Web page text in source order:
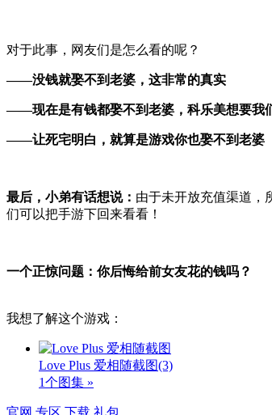
对于此事，网友们是怎么看的呢？
——没钱就娶不到老婆，这非常的真实
——现在是有钱都娶不到老婆，科乐美想要我
——让死宅明白，就算是游戏你也娶不到老婆
最后，小弟有话想说： 由于未开放充值渠道，
们可以把手游下回来看看！
一个正惊问题：你后悔给前女友花的钱吗？
我想了解这个游戏：
Love Plus 爱相随截图(3)
1个图集 »
官网 专区 下载 礼包